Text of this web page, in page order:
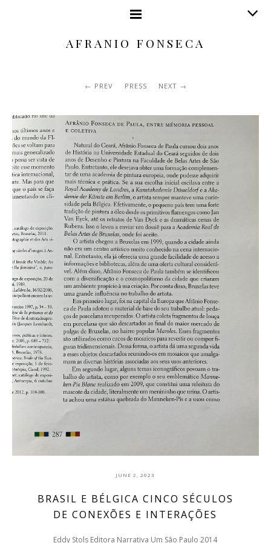
AFRANIO FONSECA
PREV PRESS NEXT
JUNE 2, 2023
BRASIL E BÉLGICA CINCO SÉCULOS
DE CONEXÕES E INTERAÇÕES
Eddy Stols Editora Narrativa Um São Paulo 2014